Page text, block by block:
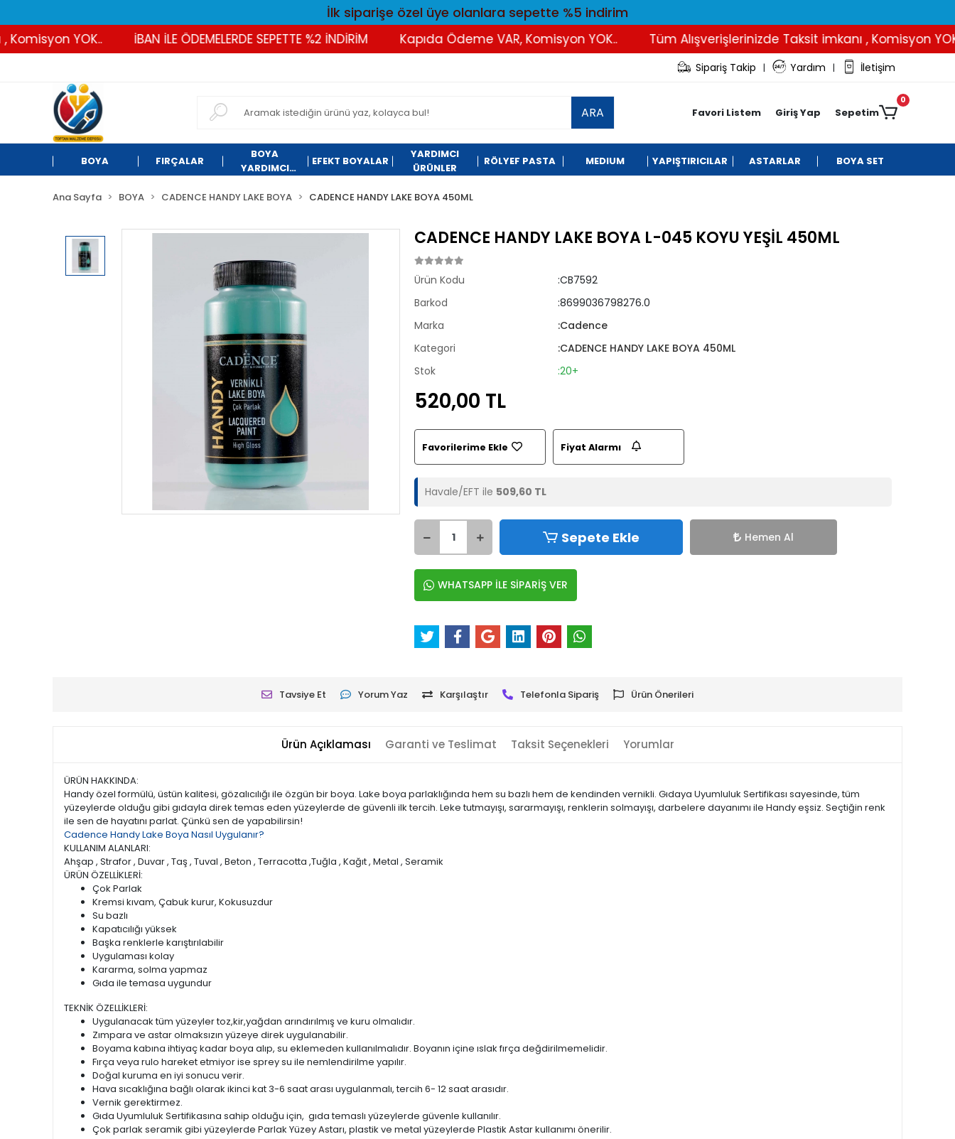
İlk siparişe özel üye olanlara sepette %5 indirim
YOK.. İBAN İLE ÖDEMELERDE SEPETTE %2 İNDİRİM Kapıda Ödeme VAR, Komisyon YOK.. Tüm Alışverişlerinizde Taksit imkanı , Komisyon YOK..
Sipariş Takip | Yardım | İletişim
ARA Favori Listem Giriş Yap Sepetim
0
BOYA FIRÇALAR
BOYA
YARDIMCI
EFEKT BOYALAR
YARDIMCI
ÜRÜNLER
RÖLYEF PASTA MEDIUM YAPIŞTIRICILAR ASTARLAR BOYA SET
Ana Sayfa BOYA CADENCE HANDY LAKE BOYA CADENCE HANDY LAKE BOYA 450ML
CADENCE HANDY LAKE BOYA L-045 KOYU YEŞİL 450ML
Ürün Kodu
:CB7592
Barkod
:8699036798276.0
Marka
:Cadence
Kategori
:CADENCE HANDY LAKE BOYA 450ML
Stok
:20+
520,00 TL
Favorilerime Ekle Fiyat Alarmı
Havale/EFT ile 509,60 TL
Sepete Ekle Hemen Al
WHATSAPP İLE SİPARİŞ VER
Tavsiye Et Yorum Yaz Karşılaştır Telefonla Sipariş Ürün Önerileri
Ürün Açıklaması Garanti ve Teslimat Taksit Seçenekleri Yorumlar
ÜRÜN HAKKINDA:
Handy özel formülü, üstün kalitesi, gözalıcılığı ile özgün bir boya. Lake boya parlaklığında hem su bazlı hem de kendinden vernikli. Gıdaya Uyumluluk Sertifikası sayesinde, tüm
yüzeylerde olduğu gibi gıdayla direk temas eden yüzeylerde de güvenli ilk tercih. Leke tutmayışı, sararmayışı, renklerin solmayışı, darbelere dayanımı ile Handy eşsiz. Seçtiğin renk
ile sen de hayatını parlat. Çünkü sen de yapabilirsin!
Cadence Handy Lake Boya Nasıl Uygulanır?
KULLANIM ALANLARI:
Ahşap , Strafor , Duvar , Taş , Tuval , Beton , Terracotta ,Tuğla , Kağıt , Metal , Seramik
ÜRÜN ÖZELLİKLERİ:
Çok Parlak
Kremsi kıvam, Çabuk kurur, Kokusuzdur
Su bazlı
Kapatıcılığı yüksek
Başka renklerle karıştırılabilir
Uygulaması kolay
Kararma, solma yapmaz
Gıda ile temasa uygundur
TEKNİK ÖZELLİKLERİ:
Uygulanacak tüm yüzeyler toz,kir,yağdan arındırılmış ve kuru olmalıdır.
Zımpara ve astar olmaksızın yüzeye direk uygulanabilir.
Boyama kabına ihtiyaç kadar boya alıp, su eklemeden kullanılmalıdır. Boyanın içine ıslak fırça değdirilmemelidir.
Fırça veya rulo hareket etmiyor ise sprey su ile nemlendirilme yapılır.
Doğal kuruma en iyi sonucu verir.
Hava sıcaklığına bağlı olarak ikinci kat 3-6 saat arası uygulanmalı, tercih 6- 12 saat arasıdır.
Vernik gerektirmez.
Gıda Uyumluluk Sertifikasına sahip olduğu için, gıda temaslı yüzeylerde güvenle kullanılır.
Çok parlak seramik gibi yüzeylerde Parlak Yüzey Astarı, plastik ve metal yüzeylerde Plastik Astar kullanımı önerilir.